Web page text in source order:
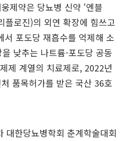
제약은 당뇨병 신약 ‘엔블
플로진)의 외연 확장에 힘쓰고
서 포도당 재흡수를 억제해 소
낮추는 나트륨-포도당 공동
제 계열의 치료제로, 2022년
품목허가를 받은 국산 36호
대한당뇨병학회 춘계학술대회